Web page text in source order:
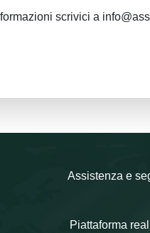
scrivici a
Assistenza e
Piattaforma